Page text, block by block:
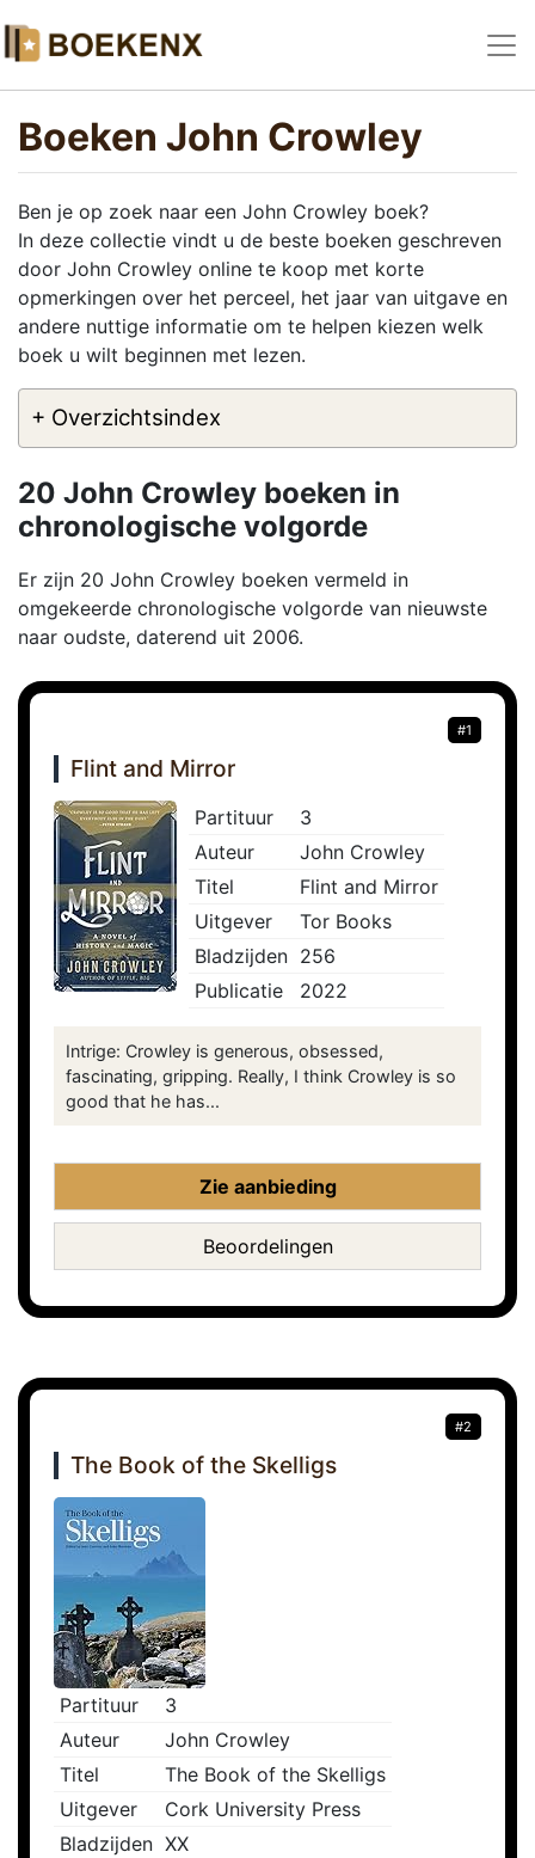
Boeken John Crowley
Ben je op zoek naar een John Crowley boek?
In deze collectie vindt u de beste boeken geschreven
door John Crowley online te koop met korte
opmerkingen over het perceel, het jaar van uitgave en
andere nuttige informatie om te helpen kiezen welk
boek u wilt beginnen met lezen.
+ Overzichtsindex
20 John Crowley boeken in
chronologische volgorde
Er zijn 20 John Crowley boeken vermeld in
omgekeerde chronologische volgorde van nieuwste
naar oudste, daterend uit 2006.
#1
Flint and Mirror
Partituur
3
Auteur
John Crowley
Titel
Flint and Mirror
Uitgever
Tor Books
Bladzijden 256
Publicatie
2022
Intrige: Crowley is generous, obsessed,
fascinating, gripping. Really, I think Crowley is so
good that he has...
Zie aanbieding
Beoordelingen
#2
The Book of the Skelligs
Partituur
3
Auteur
John Crowley
Titel
The Book of the Skelligs
Uitgever
Cork University Press
Bladzijden XX